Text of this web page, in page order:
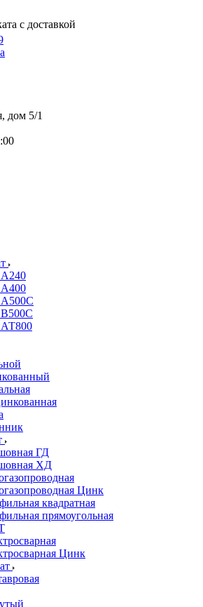
с доставкой
дом 5/1
ГД
ХД
Цинк
квадратная
прямоугольная
Цинк